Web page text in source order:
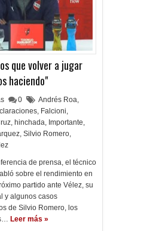
que volver a jugar
haciendo"
0 Andrés Roa,
, Falcioni,
, hinchada, Importante,
, Silvio Romero,
de prensa, el técnico
sobre el rendimiento en
partido ante Vélez, su
y algunos casos
de Silvio Romero, los
Leer más »